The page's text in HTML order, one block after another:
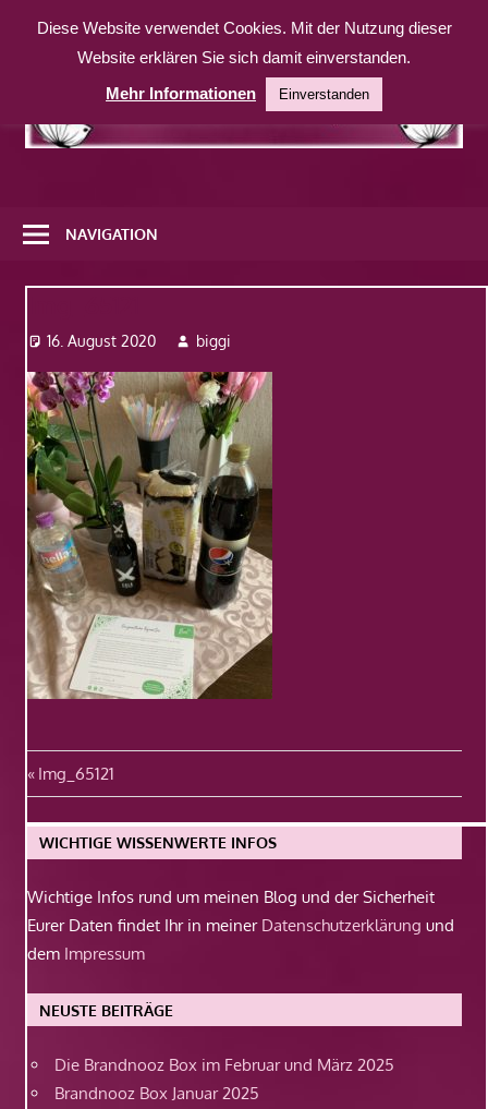
Inhalt
weitere
Website
NAVIGATION
16. August 2020 biggi
Beitragsnavigation
Vorheriger
Beitrag:
Img_65121
WICHTIGE WISSENWERTE INFOS
Wichtige Infos rund um meinen Blog und der Sicherheit
Eurer Daten findet Ihr in meiner Datenschutzerklärung und
dem Impressum
NEUSTE BEITRÄGE
Die Brandnooz Box im Februar und März 2025
Brandnooz Box Januar 2025
Diese Website verwendet Cookies. Mit der Nutzung dieser
Website erklären Sie sich damit einverstanden.
Mehr Informationen
Einverstanden